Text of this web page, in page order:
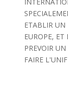
ETABLIR UN
EUROPE,
PREVOIR
FAIRE